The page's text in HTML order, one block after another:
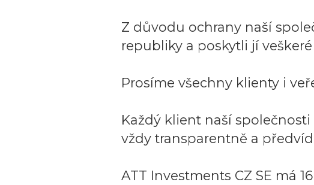
Z důvodu ochrany naší
republiky a poskytli jí
Prosíme všechny klienty i
Každý klient naší
vždy transparentně a
ATT Investments CZ SE má